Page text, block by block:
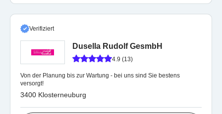
Verifiziert
Dusella Rudolf GesmbH
4.9 (13)
Von der Planung bis zur Wartung - bei uns sind Sie bestens
versorgt!
3400 Klosterneuburg